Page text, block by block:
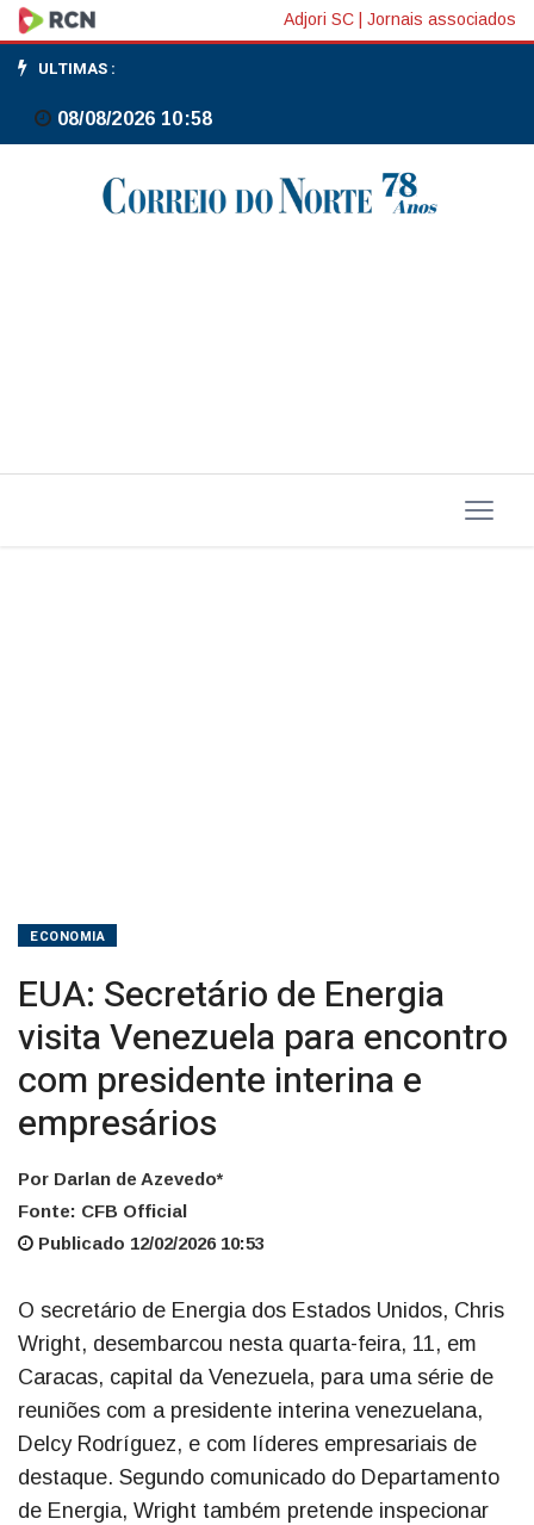
EUA:
Secretário
de
Energia
presidente
Adjori SC Jornais associados
ULTIMAS :
08/08/2026 10:58
ECONOMIA
EUA: Secretário de Energia
visita Venezuela para encontro
com presidente interina e
empresários
Por Darlan de Azevedo*
Fonte: CFB Official
Publicado 12/02/2026 10:53
O secretário de Energia dos Estados Unidos, Chris
Wright, desembarcou nesta quarta-feira, 11, em
Caracas, capital da Venezuela, para uma série de
reuniões com a presidente interina venezuelana,
Delcy Rodríguez, e com líderes empresariais de
destaque. Segundo comunicado do Departamento
de Energia, Wright também pretende inspecionar